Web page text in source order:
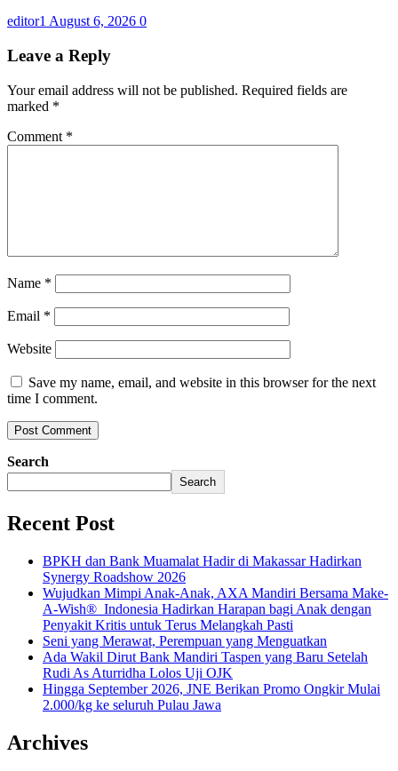
editor1 August 6, 2026 0
Leave a Reply
Your email address will not be published. Required fields are
marked *
Comment *
Name *
Email *
Website
Save my name, email, and website in this browser for the next
time I comment.
Search
Search
Recent Post
BPKH dan Bank Muamalat Hadir di Makassar Hadirkan
Synergy Roadshow 2026
Wujudkan Mimpi Anak-Anak, AXA Mandiri Bersama Make-
A-Wish® Indonesia Hadirkan Harapan bagi Anak dengan
Penyakit Kritis untuk Terus Melangkah Pasti
Seni yang Merawat, Perempuan yang Menguatkan
Ada Wakil Dirut Bank Mandiri Taspen yang Baru Setelah
Rudi As Aturridha Lolos Uji OJK
Hingga September 2026, JNE Berikan Promo Ongkir Mulai
2.000/kg ke seluruh Pulau Jawa
Archives